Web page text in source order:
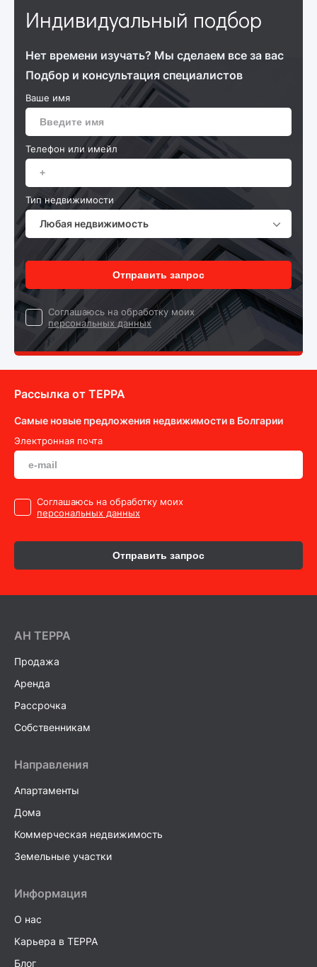
Индивидуальный подбор
Нет времени изучать? Мы сделаем все за вас
Подбор и консультация специалистов
Ваше имя
Телефон или имейл
Тип недвижимости
Любая недвижимость
Отправить запрос
Cоглашаюсь на обработку моих
персональных данных
Рассылка от ТEPPA
Самые новые предложения недвижимости в Болгарии
Электронная почта
Cоглашаюсь на обработку моих
персональных данных
Отправить запрос
AH ТEPPA
Продажа
Аренда
Рассрочка
Собственникам
Направления
Апартаменты
Дома
Коммерческая недвижимость
Земельные участки
Информация
О нас
Карьера в TEPPA
Блог